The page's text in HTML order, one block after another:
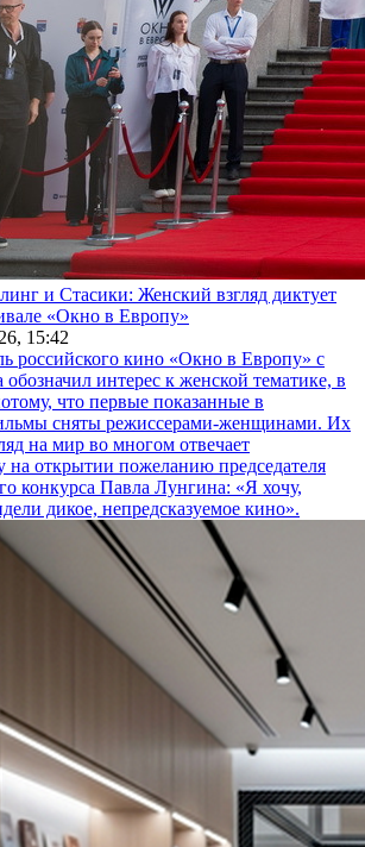
и Стасики: Женский взгляд диктует
«Окно в Европу»
15:42
российского кино «Окно в Европу» с
обозначил интерес к женской тематике, в
что первые показанные в
сняты режиссерами-женщинами. Их
на мир во многом отвечает
на открытии пожеланию председателя
конкурса Павла Лунгина: «Я хочу,
дикое, непредсказуемое кино».